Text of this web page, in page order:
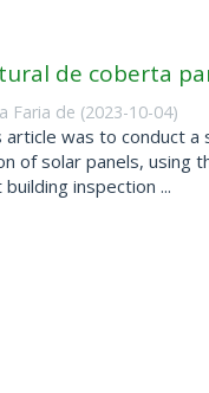
de coberta
Faria de (2023-10-04)
was to conduct
of solar panels, using
inspection ...